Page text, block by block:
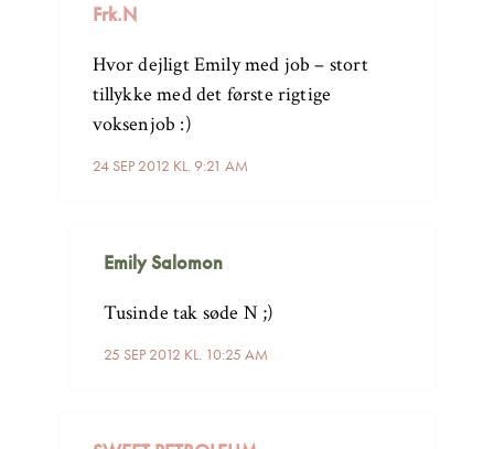
Frk.N
24 SEP 2012 KL. 9:21 AM
Hvor dejligt Emily med job – stort
tillykke med det første rigtige
voksenjob :)
Emily Salomon
25 SEP 2012 KL. 10:25 AM
Tusinde tak søde N ;)